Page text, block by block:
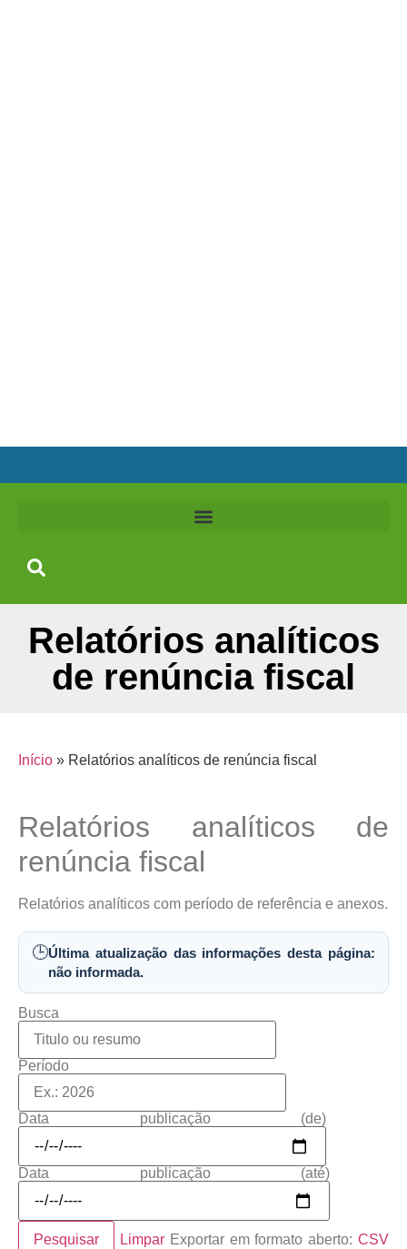
Relatórios analíticos
de renúncia fiscal
Início » Relatórios analíticos de renúncia fiscal
Relatórios analíticos de
renúncia fiscal
Relatórios analíticos com período de referência e anexos.
🕒Última atualização das informações desta página:
não informada.
Busca
Período
Data publicação (de)
Data publicação (até)
Pesquisar Limpar Exportar em formato aberto: CSV